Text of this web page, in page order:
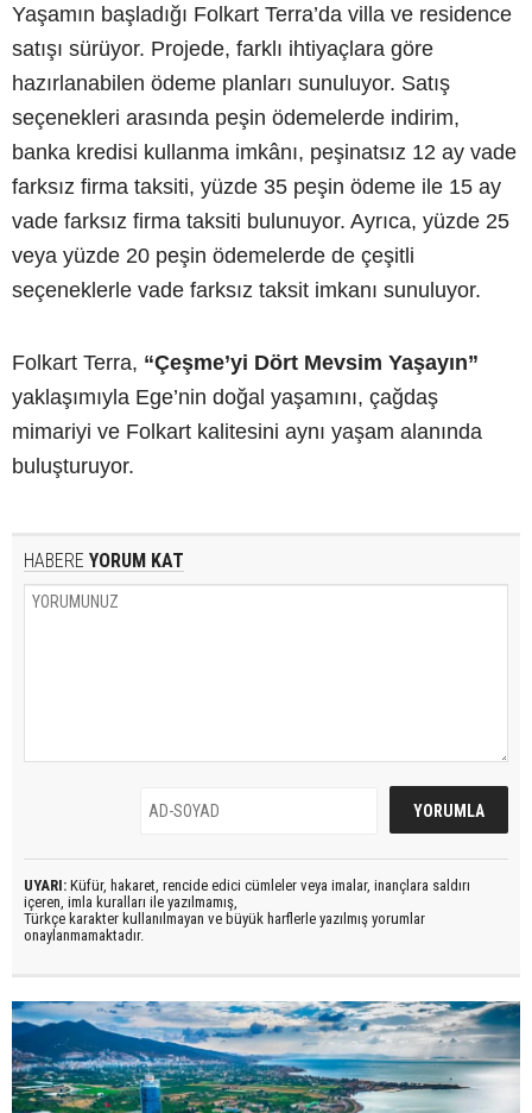
Yaşamın başladığı Folkart Terra’da villa ve residence
satışı sürüyor. Projede, farklı ihtiyaçlara göre
hazırlanabilen ödeme planları sunuluyor. Satış
seçenekleri arasında peşin ödemelerde indirim,
banka kredisi kullanma imkânı, peşinatsız 12 ay vade
farksız firma taksiti, yüzde 35 peşin ödeme ile 15 ay
vade farksız firma taksiti bulunuyor. Ayrıca, yüzde 25
veya yüzde 20 peşin ödemelerde de çeşitli
seçeneklerle vade farksız taksit imkanı sunuluyor.
Folkart Terra, “Çeşme’yi Dört Mevsim Yaşayın”
yaklaşımıyla Ege’nin doğal yaşamını, çağdaş
mimariyi ve Folkart kalitesini aynı yaşam alanında
buluşturuyor.
HABERE YORUM KAT
UYARI: Küfür, hakaret, rencide edici cümleler veya imalar, inançlara saldırı
içeren, imla kuralları ile yazılmamış,
Türkçe karakter kullanılmayan ve büyük harflerle yazılmış yorumlar
onaylanmamaktadır.